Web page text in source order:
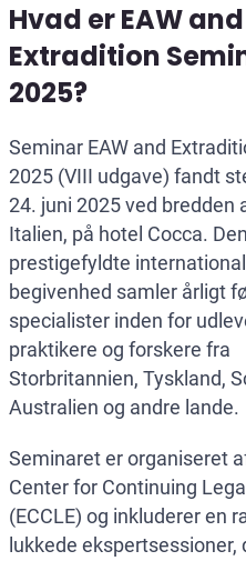
Hvad er EAW and
Extradition
2025?
Seminar EAW and
2025 (VIII udgave) fandt
24. juni 2025 ved bredden
Italien, på hotel Cocca.
prestigefyldte
begivenhed samler årligt
specialister inden for
praktikere og forskere fra
Storbritannien, Tyskland,
Australien og andre lande.
Seminaret er organiseret
Center for Continuing
(ECCLE) og inkluderer en
lukkede